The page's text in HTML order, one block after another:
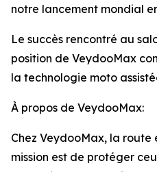
notre lancement mondial
Le succès rencontré au
position de VeydooMax
la technologie moto
À propos de VeydooMax:
Chez VeydooMax, la route
mission est de protéger